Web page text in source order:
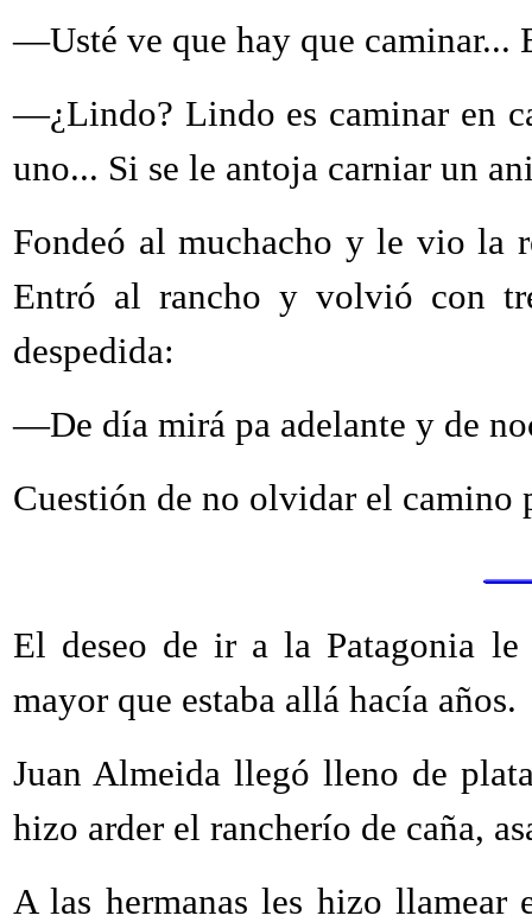
—Usté ve que hay que caminar...
—¿Lindo? Lindo es caminar en
uno... Si se le antoja carniar un
Fondeó al muchacho y le vio la
Entró al rancho y volvió con
despedida:
—De día mirá pa adelante y de
Cuestión de no olvidar el camino
El deseo de ir a la Patagonia
mayor que estaba allá hacía años.
Juan Almeida llegó lleno de
hizo arder el rancherío de caña,
A las hermanas les hizo llamear